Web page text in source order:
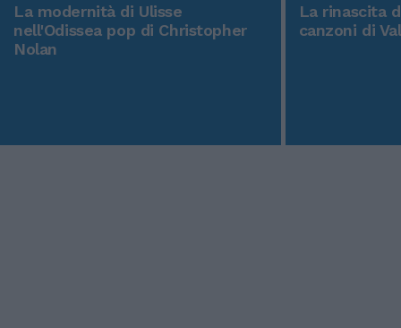
La modernità di Ulisse
nell'Odissea pop di Christopher
Nolan
La rinascita
canzoni di